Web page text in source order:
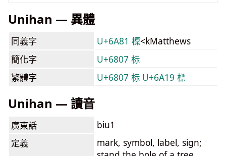
Unihan — 異體
同義字 U+6A81 檁<kMatthews
簡化字
U+6807 标
繁體字
U+6807 标 U+6A19 標
Unihan — 讀音
廣東話
biu1
定義
mark, symbol, label, sign;